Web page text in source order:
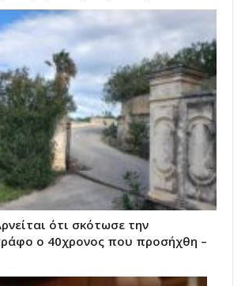
ότι σκότωσε την
ο 40χρονος που προσήχθη –